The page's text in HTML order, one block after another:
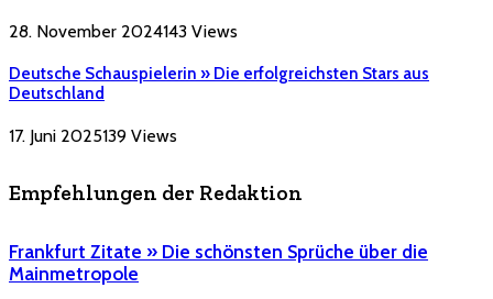
28. November 2024143 Views
Deutsche Schauspielerin » Die erfolgreichsten Stars aus
Deutschland
17. Juni 2025139 Views
Empfehlungen der Redaktion
Frankfurt Zitate » Die schönsten Sprüche über die
Mainmetropole